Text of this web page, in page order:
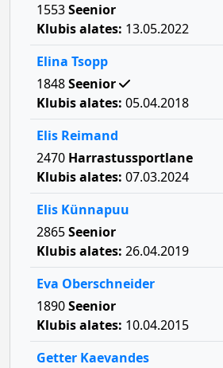
1553Seenior
Klubis alates: 13.05.2022
Elina Tsopp
1848Seenior
Klubis alates: 05.04.2018
Elis Reimand
2470 Harrastussportlane
Klubis alates: 07.03.2024
Elis Künnapuu
2865Seenior
Klubis alates: 26.04.2019
Eva Oberschneider
1890Seenior
Klubis alates: 10.04.2015
Getter Kaevandes